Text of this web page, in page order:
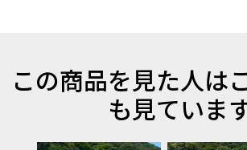
この商品を見た人は
も見ていま